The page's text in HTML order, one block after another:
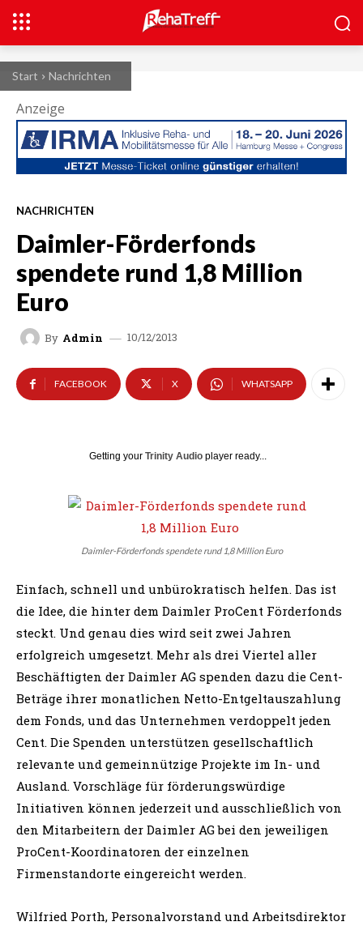
Start Nachrichten
Anzeige
NACHRICHTEN
Daimler-Förderfonds
spendete rund 1,8 Million
Euro
By Admin 10/12/2013
FACEBOOK X WHATSAPP
Getting your Trinity Audio player ready...
Daimler-Förderfonds spendete rund 1,8 Million Euro
Einfach, schnell und unbürokratisch helfen. Das ist
die Idee, die hinter dem Daimler ProCent Förderfonds
steckt. Und genau dies wird seit zwei Jahren
erfolgreich umgesetzt. Mehr als drei Viertel aller
Beschäftigten der Daimler AG spenden dazu die Cent-
Beträge ihrer monatlichen Netto-Entgeltauszahlung
dem Fonds, und das Unternehmen verdoppelt jeden
Cent. Die Spenden unterstützen gesellschaftlich
relevante und gemeinnützige Projekte im In- und
Ausland. Vorschläge für förderungswürdige
Initiativen können jederzeit und ausschließlich von
den Mitarbeitern der Daimler AG bei den jeweiligen
ProCent-Koordinatoren der einzelnen
Firmenstandorte eingereicht werden.
Wilfried Porth, Personalvorstand und Arbeitsdirektor